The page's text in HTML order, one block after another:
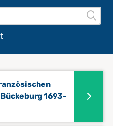
1693-